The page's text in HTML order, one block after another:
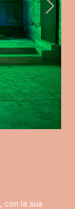
, con la sua